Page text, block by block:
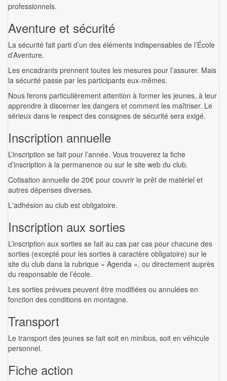
professionnels.
Aventure et sécurité
La sécurité fait parti d’un des éléments indispensables de l’École
d’Aventure.
Les encadrants prennent toutes les mesures pour l’assurer. Mais
la sécurité passe par les participants eux-mêmes.
Nous ferons particulièrement attention à former les jeunes, à leur
apprendre à discerner les dangers et comment les maîtriser. Le
sérieux dans le respect des consignes de sécurité sera exigé.
Inscription annuelle
L’inscription se fait pour l’année. Vous trouverez la fiche
d’inscription à la permanence ou sur le site web du club.
Cotisation annuelle de 20€ pour couvrir le prêt de matériel et
autres dépenses diverses.
L'adhésion au club est obligatoire.
Inscription aux sorties
L’inscription aux sorties se fait au cas par cas pour chacune des
sorties (excepté pour les sorties à caractère obligatoire) sur le
site du club dans la rubrique « Agenda », ou directement auprès
du responsable de l’école.
Les sorties prévues peuvent être modifiées ou annulées en
fonction des conditions en montagne.
Transport
Le transport des jeunes se fait soit en minibus, soit en véhicule
personnel.
Fiche action